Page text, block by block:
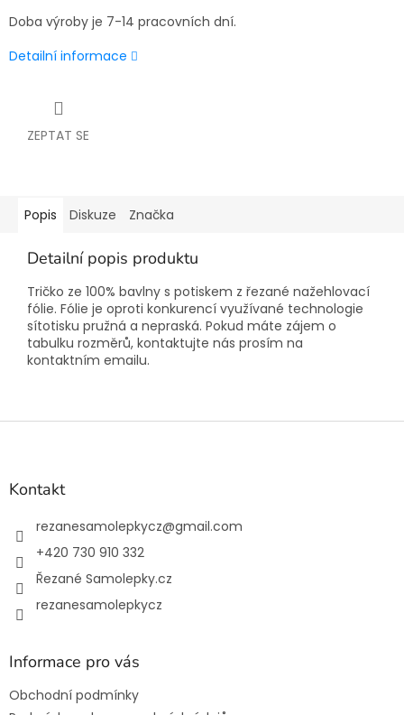
Doba výroby je 7-14 pracovních dní.
Detailní informace
ZEPTAT SE
Popis Diskuze Značka
Detailní popis produktu
Tričko ze 100% bavlny s potiskem z řezané nažehlovací
fólie. Fólie je oproti konkurencí využívané technologie
sítotisku pružná a nepraská. Pokud máte zájem o
tabulku rozměrů, kontaktujte nás prosím na
kontaktním emailu.
Z
Kontakt
rezanesamolepkycz@gmail.com
+420 730 910 332
Řezané Samolepky.cz
rezanesamolepkycz
Informace pro vás
Obchodní podmínky